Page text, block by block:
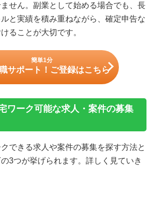
せん。副業として始める場合でも、長
と実績を積み重ねながら、確定申告な
ることが大切です。
簡単1分
サポート！ご登録はこちら
ワーク可能な求人・案件の募集
できる求人や案件の募集を探す方法と
3つが挙げられます。詳しく見ていき